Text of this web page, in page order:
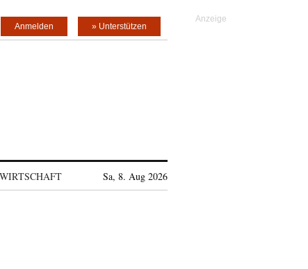
» Unterstützen
Anmelden
WIRTSCHAFT Sa, 8. Aug 2026